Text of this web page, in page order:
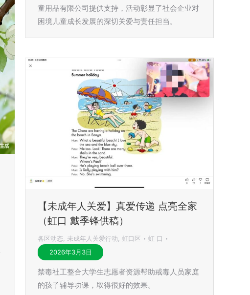
童用品有限公司提供支持，活动彰显了社会企业对
困境儿童成长发展的深切关爱与责任担当。
【未成年人关爱】真爱传递 点亮全家
（虹口 戴季锋供稿）
各区动态, 未成年人关爱行动, 虹口区
虹 口
2026年3月3日
禁毒社工整合大学生志愿者资源帮助戒毒人员家庭
的孩子辅导功课，取得很好的效果。